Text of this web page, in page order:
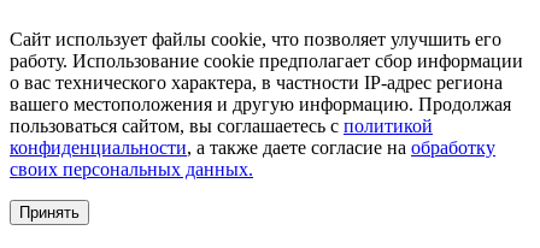
Сайт использует файлы cookie, что позволяет улучшить его
работу. Использование cookie предполагает сбор информации
о вас технического характера, в частности IP-адрес региона
вашего местоположения и другую информацию. Продолжая
пользоваться сайтом, вы соглашаетесь с политикой
конфиденциальности, а также даете согласие на обработку
своих персональных данных.
Принять